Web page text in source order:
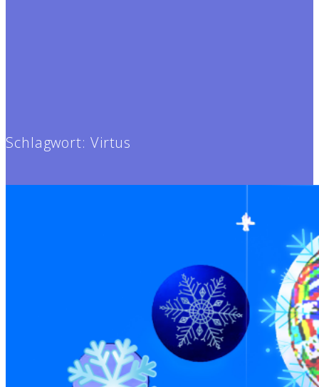
Schlagwort: Virtus